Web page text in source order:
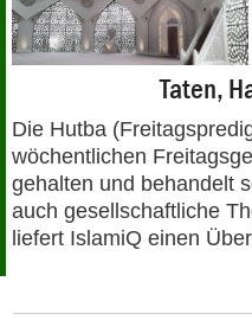
PANORAMA
Taten,
Die Hutba
wöchentlichen
gehalten und behandelt
auch gesellschaftliche
liefert IslamiQ einen